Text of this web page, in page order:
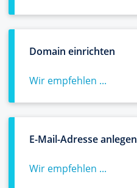
Domain einrichten
Wir empfehlen ...
E-Mail-Adresse anlegen
Wir empfehlen ...